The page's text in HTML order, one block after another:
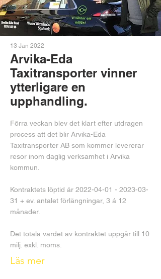
13 Jan 2022
Arvika-Eda
Taxitransporter vinner
ytterligare en
upphandling.
Förra veckan blev det klart efter utdragen
process att det blir Arvika-Eda
Taxitransporter AB som kommer levererar
resor inom daglig verksamhet i Arvika
kommun.
Kontraktets löptid är 2022-04-01 - 2023-03-
31 + ev. antalet förlängningar, 3 á 12
månader.
Det totala värdet av kontraktet uppgår till 10
milj. exkl. moms.
Läs mer